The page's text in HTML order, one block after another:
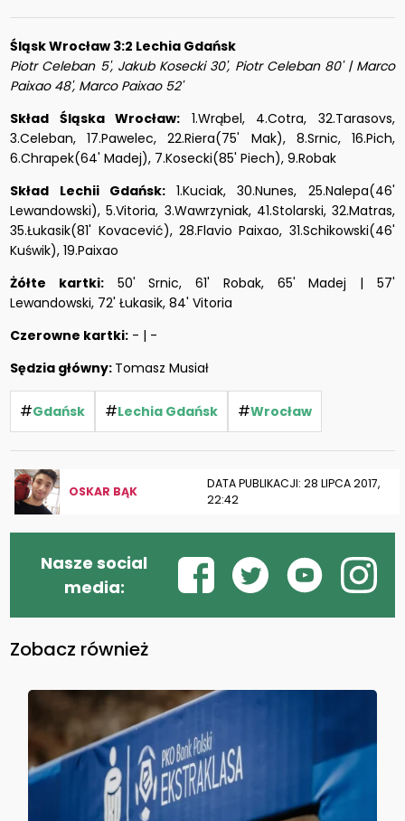
Śląsk Wrocław 3:2 Lechia Gdańsk
Piotr Celeban 5', Jakub Kosecki 30', Piotr Celeban 80' | Marco
Paixao 48', Marco Paixao 52'
Skład Śląska Wrocław: 1.Wrąbel, 4.Cotra, 32.Tarasovs,
3.Celeban, 17.Pawelec, 22.Riera(75' Mak), 8.Srnic, 16.Pich,
6.Chrapek(64' Madej), 7.Kosecki(85' Piech), 9.Robak
Skład Lechii Gdańsk:1.Kuciak, 30.Nunes, 25.Nalepa(46'
Lewandowski), 5.Vitoria, 3.Wawrzyniak, 41.Stolarski, 32.Matras,
35.Łukasik(81' Kovacević), 28.Flavio Paixao, 31.Schikowski(46'
Kuświk), 19.Paixao
Żółte kartki:50' Srnic, 61' Robak, 65' Madej | 57'
Lewandowski, 72' Łukasik, 84' Vitoria
Czerowne kartki: - | -
Sędzia główny: Tomasz Musiał
#Gdańsk #Lechia Gdańsk #Wrocław
OSKAR BĄK
DATA PUBLIKACJI: 28 LIPCA 2017,
22:42
Nasze social
media:
Zobacz również